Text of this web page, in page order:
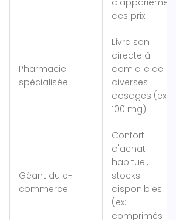
des prix.
Pharmacie
spécialisée
Livraison
directe à
domicile de
diverses
dosages (ex:
100 mg).
Géant du e-
commerce
Confort
d'achat
habituel,
stocks
disponibles
(ex:
comprimés